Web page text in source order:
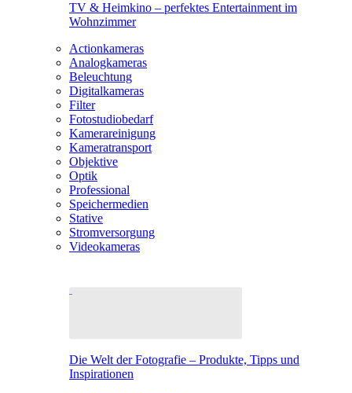
TV & Heimkino – perfektes Entertainment im
Wohnzimmer
Actionkameras
Analogkameras
Beleuchtung
Digitalkameras
Filter
Fotostudiobedarf
Kamerareinigung
Kameratransport
Objektive
Optik
Professional
Speichermedien
Stative
Stromversorgung
Videokameras
Die Welt der Fotografie – Produkte, Tipps und
Inspirationen